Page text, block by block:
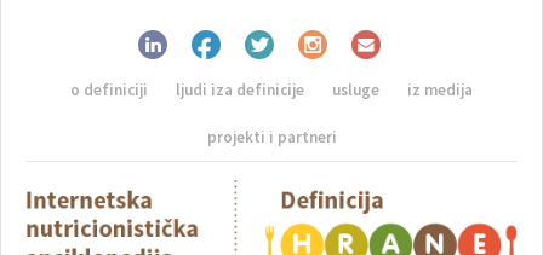
o definiciji ljudi iza definicije usluge iz medija
projekti i partneri